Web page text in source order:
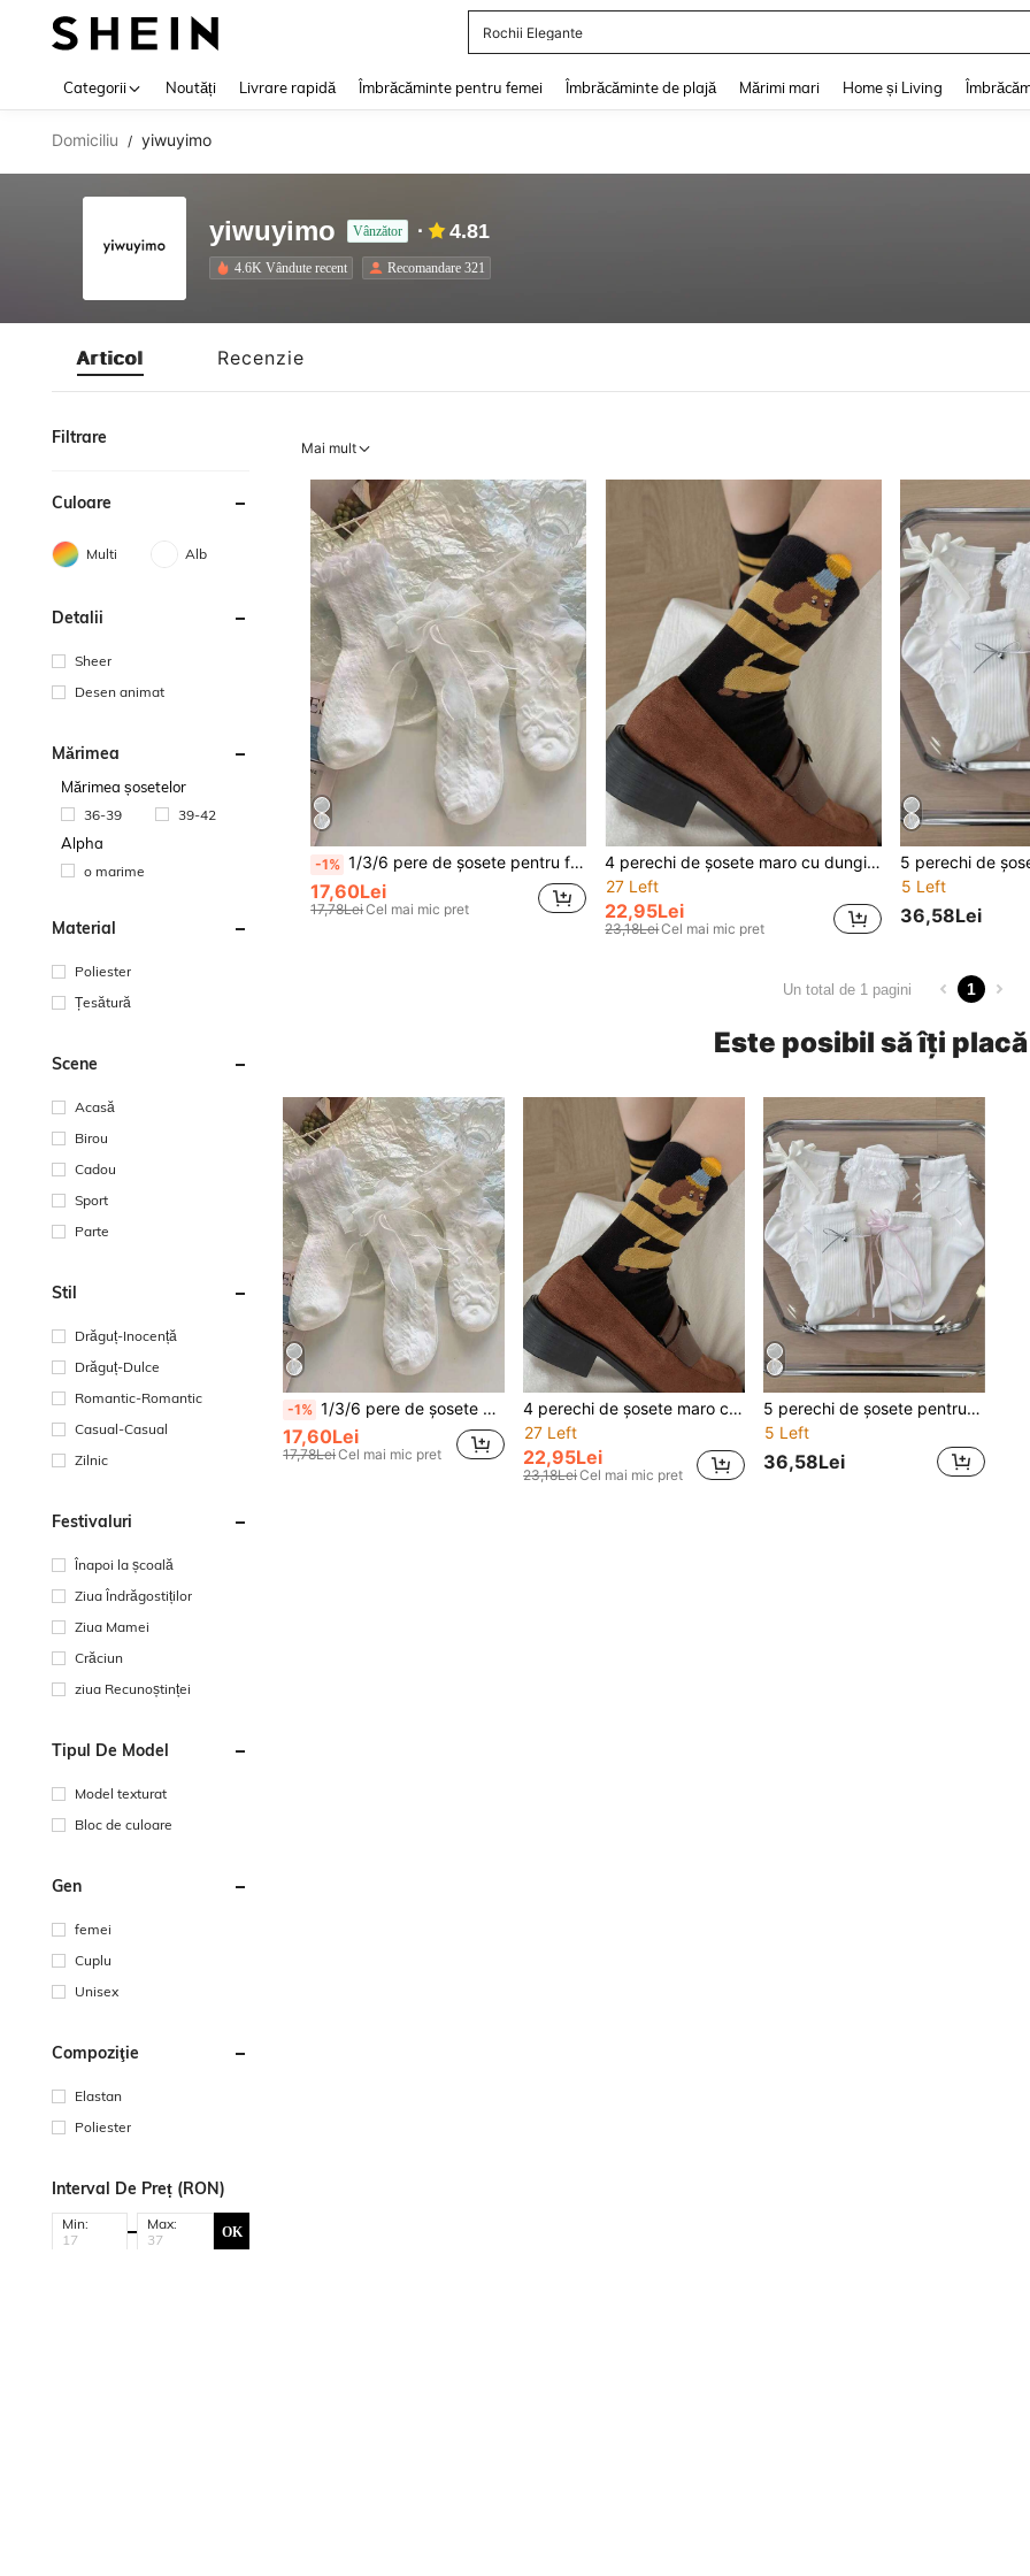
Rochii Elegante
Categorii Noutăți Livrare rapidă Îmbrăcăminte pentru femei Îmbrăcăminte de plajă Mărimi mari Home și Living
Domiciliu / yiwuyimo
yiwuyimo Vânzător 4.81
4.6K Vândute recent Recomandare 321
Articol Recenzie
Filtrare
Culoare
Multi Alb
Detalii
Sheer
Desen animat
Mărimea
Mărimea șosetelor
36-39 39-42
Alpha
o marime
Material
Poliester
Țesătură
Scene
Acasă
Birou
Cadou
Sport
Parte
Stil
Drăguț-Inocență
Drăguț-Dulce
Romantic-Romantic
Casual-Casual
Zilnic
Festivaluri
Înapoi la școală
Ziua Îndrăgostiților
Ziua Mamei
Crăciun
ziua Recunoștinței
Tipul De Model
Model texturat
Bloc de culoare
Gen
femei
Cuplu
Unisex
Compoziţie
Elastan
Poliester
Interval De Preț (RON)
Min: Max: OK
Mai mult
-1% 1/3/6 pere de șosete pentru femei din dantelă, drăguțe, negre și albe, stil Lolita japonez, subțiri, dulci, la modă, versatile, până la jumătatea gambei, potrivite pentru purtare zilnică, versiune ușoară și subțire
17,60Lei
17,78LeiCel mai mic pret
4 perechi de șosete maro cu dungi și imprimeu de câini - șosete casual până la jumătatea gambei, potrivite pentru primăvară, vară, toamnă - design adorabil cu teckel
27 Left
22,95Lei
23,18LeiCel mai mic pret
5 Left
36,58Lei
Un total de 1 pagini 1
Este posibil să îți
-1% 1/3/6 pere de șosete pentru femei din dantelă, drăguțe, negre și albe, stil Lolita japonez, subțiri, dulci, la modă, versatile, până la jumătatea gambei, potrivite pentru purtare zilnică, versiune ușoară și subțire
17,60Lei
17,78LeiCel mai mic pret
4 perechi de șosete maro cu dungi și imprimeu de câini - șosete casual până la jumătatea gambei, potrivite pentru primăvară, vară, toamnă - design adorabil cu teckel
27 Left
22,95Lei
23,18LeiCel mai mic pret
5 perechi de șosete pentru femei, cu dantelă drăguță și funde, până la jumătatea gambei, stil coreean versatil, primăvară/vară
5 Left
36,58Lei